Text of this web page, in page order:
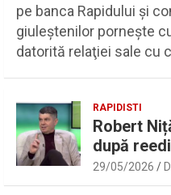
pe banca Rapidului şi
giuleştenilor porneşte
datorită relaţiei sale cu
RAPIDISTI
Robert
după
Sport.ro
29/05/2026